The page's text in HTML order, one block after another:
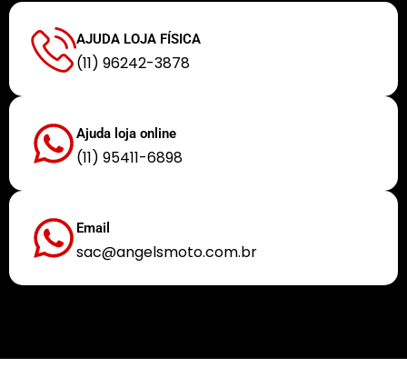
AJUDA LOJA FÍSICA
(11) 96242-3878
Ajuda loja online
(11) 95411-6898
Email
sac@angelsmoto.com.br